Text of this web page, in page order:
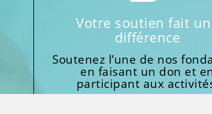
Votre soutien fait
différence
Soutenez l’une de nos
en faisant un don et
participant aux